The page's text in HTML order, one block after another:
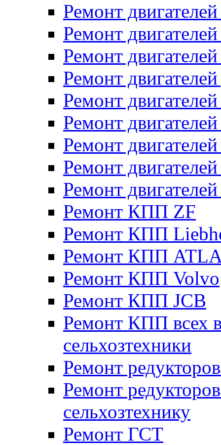
Ремонт
Ремонт
Ремонт
Ремонт
Ремонт
Ремонт
Ремонт
Ремонт
Ремонт
Ремонт КПП ZF
Ремонт КПП
Ремонт КПП
Ремонт КПП Volvo
Ремонт КПП JСB
Ремонт КПП всех
сельхозтехники
Ремонт
Ремонт
сельхозтехнику
Ремонт ГСТ